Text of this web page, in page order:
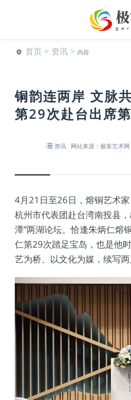
首页 > 资讯 > 内容
铜韵连两岸 文脉
第29次赴台出席
资讯 网站来源：极客艺术网
4月21日至26日，熔铜艺术
杭州市代表团赴台湾南投县
潭”两湖论坛。恰逢朱炳仁熔
仁第29次踏足宝岛，也是他
艺为桥、以文化为媒，续写两